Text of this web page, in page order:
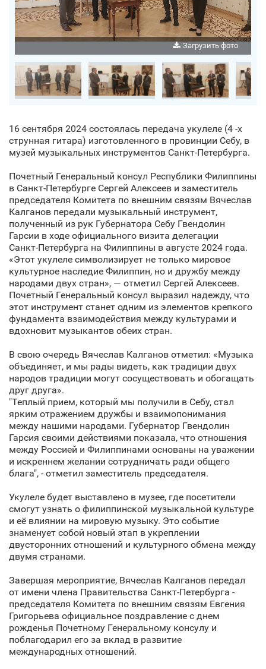
Загрузить фото
16 сентября 2024 состоялась передача укулеле (4 -х
струнная гитара) изготовленного в провинции Себу, в
музей музыкальных инструментов Санкт‑Петербурга.
Почетный Генеральный консул Республики Филиппины
в Санкт‑Петербурге Сергей Алексеев и заместитель
председателя Комитета по внешним связям Вячеслав
Калганов передали музыкальный инструмент,
полученный из рук Губернатора Себу Гвендолин
Гарсии в ходе официального визита делегации
Санкт‑Петербурга на Филиппины в августе 2024 года.
«Этот укулеле символизирует не только мировое
культурное наследие Филиппин, но и дружбу между
народами двух стран», — отметил Сергей Алексеев.
Почетный Генеральный консул выразил надежду, что
этот инструмент станет одним из элементов крепкого
фундамента взаимодействия между культурами и
вдохновит музыкантов обеих стран.
В свою очередь Вячеслав Калганов отметил: «Музыка
объединяет, и мы рады видеть, как традиции двух
народов традиции могут сосуществовать и обогащать
друг друга».
"Теплый прием, который мы получили в Себу, стал
ярким отражением дружбы и взаимопонимания
между нашими народами. Губернатор Гвендолин
Гарсия своими действиями показала, что отношения
между Россией и Филиппинами основаны на уважении
и искреннем желании сотрудничать ради общего
блага", - отметил заместитель председателя.
Укулеле будет выставлено в музее, где посетители
смогут узнать о филиппинской музыкальной культуре
и её влиянии на мировую музыку. Это событие
знаменует собой новый этап в укреплении
двусторонних отношений и культурного обмена между
двумя странами.
Завершая мероприятие, Вячеслав Калганов передал
от имени члена Правительства Санкт‑Петербурга -
председателя Комитета по внешним связям Евгения
Григорьева официальное поздравление с днем
рожденья Почетному Генеральному консулу и
поблагодарил его за вклад в развитие
международных отношений.